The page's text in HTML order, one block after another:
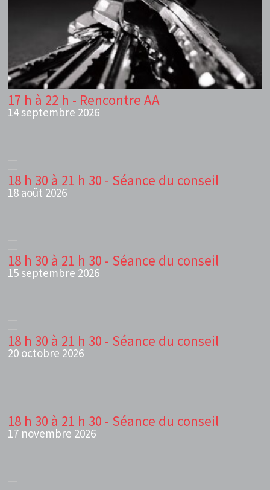
17 h à 22 h - Rencontre AA
14 septembre 2026
18 h 30 à 21 h 30 - Séance du conseil
18 août 2026
18 h 30 à 21 h 30 - Séance du conseil
15 septembre 2026
18 h 30 à 21 h 30 - Séance du conseil
20 octobre 2026
18 h 30 à 21 h 30 - Séance du conseil
17 novembre 2026